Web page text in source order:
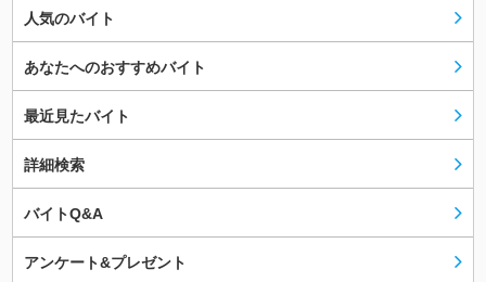
人気のバイト
あなたへのおすすめバイト
最近見たバイト
詳細検索
バイトQ&A
アンケート&プレゼント